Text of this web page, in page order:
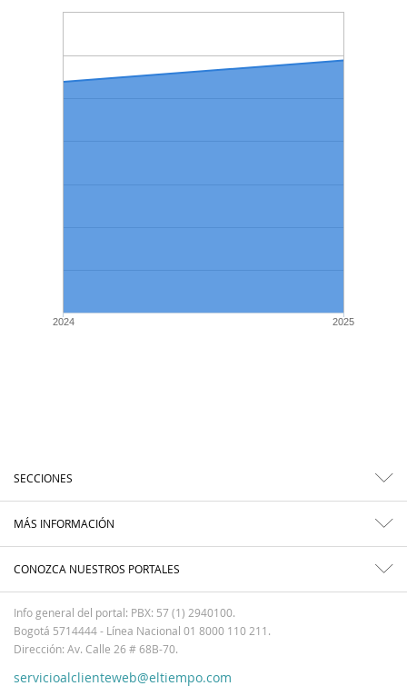
2024 2025
SECCIONES
MÁS INFORMACIÓN
CONOZCA NUESTROS PORTALES
Info general del portal: PBX: 57 (1) 2940100.
Bogotá 5714444 - Línea Nacional 01 8000 110 211.
Dirección: Av. Calle 26 # 68B-70.
servicioalclienteweb@eltiempo.com